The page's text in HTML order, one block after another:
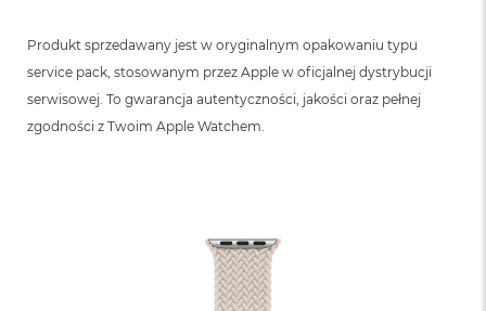
Produkt sprzedawany jest w oryginalnym opakowaniu typu
service pack, stosowanym przez Apple w oficjalnej dystrybucji
serwisowej. To gwarancja autentyczności, jakości oraz pełnej
zgodności z Twoim Apple Watchem.